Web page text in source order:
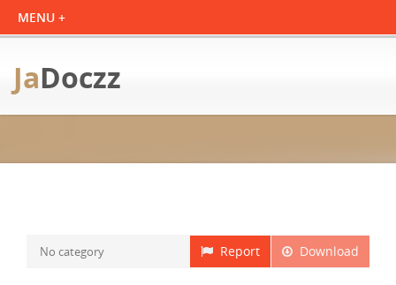
JaDoczz
Download
Report
No category